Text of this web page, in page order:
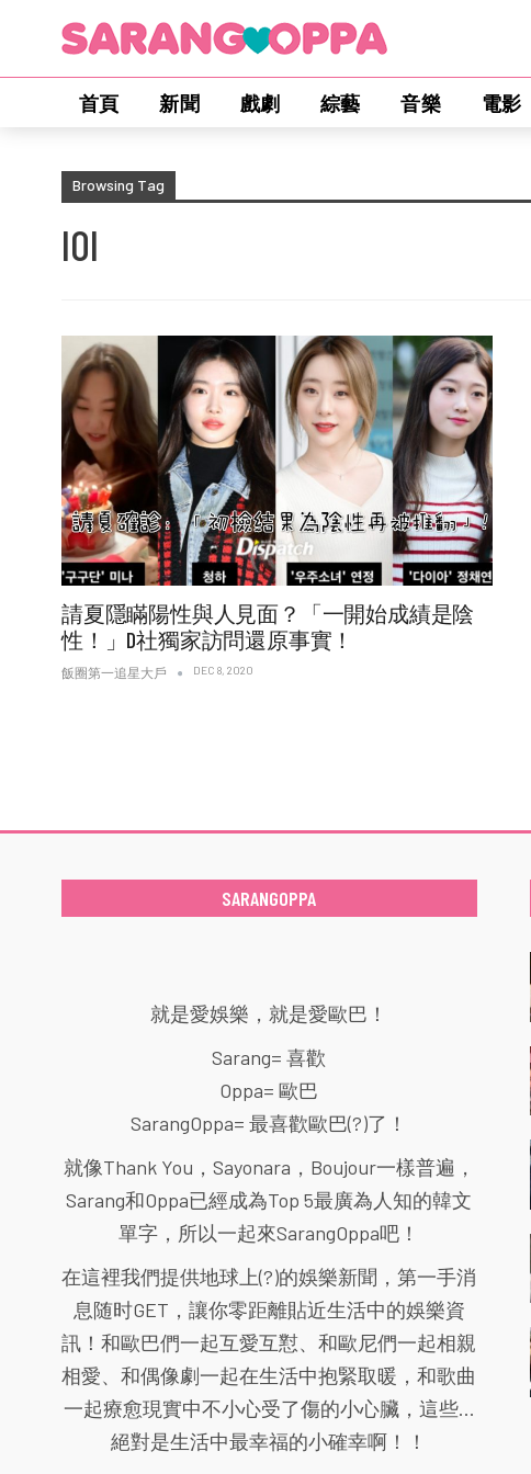
首頁 新聞 戲劇 綜藝 音樂 電影
Browsing Tag
IOI
請夏隱瞞陽性與人見面？「一開始成績是陰
性！」D社獨家訪問還原事實！
飯圈第一追星大戶 DEC 8, 2020
SARANGOPPA
就是愛娛樂，就是愛歐巴！
Sarang= 喜歡
Oppa= 歐巴
SarangOppa= 最喜歡歐巴(?)了！
就像Thank You，Sayonara，Boujour一樣普遍，
Sarang和Oppa已經成為Top 5最廣為人知的韓文
單字，所以一起來SarangOppa吧！
在這裡我們提供地球上(?)的娛樂新聞，第一手消
息随时GET，讓你零距離貼近生活中的娛樂資
訊！和歐巴們一起互愛互懟、和歐尼們一起相親
相愛、和偶像劇一起在生活中抱緊取暖，和歌曲
一起療愈現實中不小心受了傷的小心臟，這些...
絕對是生活中最幸福的小確幸啊！！